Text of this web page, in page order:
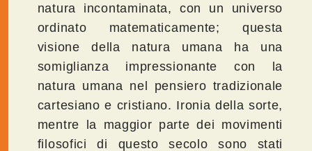
natura incontaminata, con un universo
ordinato matematicamente; questa
visione della natura umana ha una
somiglianza impressionante con la
natura umana nel pensiero tradizionale
cartesiano e cristiano. Ironia della sorte,
mentre la maggior parte dei movimenti
filosofici di questo secolo sono stati